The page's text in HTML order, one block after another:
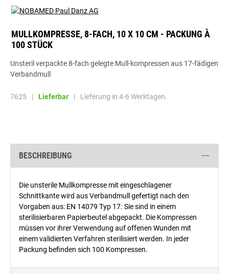
MULLKOMPRESSE, 8-FACH, 10 X 10 CM - PACKUNG À
100 STÜCK
Unsteril verpackte 8-fach gelegte Mull-kompressen aus 17-fädigen
Verbandmull
7625 | Lieferbar | Lieferung in 4-6 Werktagen.
BESCHREIBUNG
Die unsterile Mullkompresse mit eingeschlagener
Schnittkante wird aus Verbandmull gefertigt nach den
Vorgaben aus: EN 14079 Typ 17. Sie sind in einem
sterilisierbaren Papierbeutel abgepackt. Die Kompressen
müssen vor ihrer Verwendung auf offenen Wunden mit
einem validierten Verfahren sterilisiert werden. In jeder
Packung befinden sich 100 Kompressen.